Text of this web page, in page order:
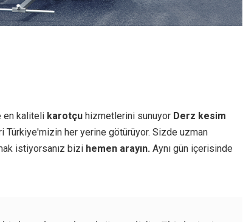
en kaliteli karotçu hizmetlerini sunuyor Derz kesim
Türkiye'mizin her yerine götürüyor. Sizde uzman
istiyorsanız bizi hemen arayın. Aynı gün içerisinde